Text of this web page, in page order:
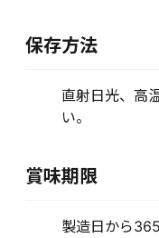
保存方法
直射日光、高
い。
賞味期限
製造日から